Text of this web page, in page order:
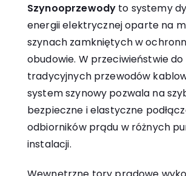
Szynooprzewody to systemy
energii elektrycznej oparte na
szynach zamkniętych w
obudowie. W przeciwieństwie do
tradycyjnych przewodów
system szynowy pozwala na
bezpieczne i elastyczne
odbiorników prądu w różnych
instalacji.